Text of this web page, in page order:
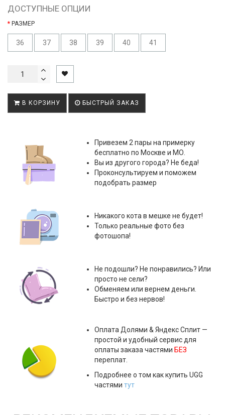
ДОСТУПНЫЕ ОПЦИИ
РАЗМЕР
36 37 38 39 40 41
В КОРЗИНУ БЫСТРЫЙ ЗАКАЗ
Привезем 2 пары на примерку
бесплатно по Москве и МО.
Вы из другого города? Не беда!
Проконсультируем и поможем
подобрать размер
Никакого кота в мешке не будет!
Только реальные фото без
фотошопа!
Не подошли? Не понравились? Или
просто не сели?
Обменяем или вернем деньги.
Быстро и без нервов!
ОплатаДолями & Яндекс Сплит —
простой и удобный сервис для
оплаты заказа частями БЕЗ
переплат.
Подробнее о том как купить UGG
частями тут